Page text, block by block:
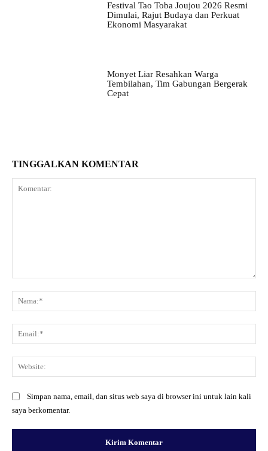
Festival Tao Toba Joujou 2026 Resmi
Dimulai, Rajut Budaya dan Perkuat
Ekonomi Masyarakat
Monyet Liar Resahkan Warga
Tembilahan, Tim Gabungan Bergerak
Cepat
TINGGALKAN KOMENTAR
Simpan nama, email, dan situs web saya di browser ini untuk lain kali
saya berkomentar.